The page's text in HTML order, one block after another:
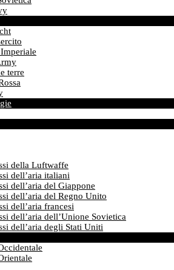
terre
della Luftwaffe
dell’aria italiani
dell’aria del Giappone
dell’aria del Regno Unito
dell’aria francesi
dell’aria dell’Unione Sovietica
dell’aria degli Stati Uniti